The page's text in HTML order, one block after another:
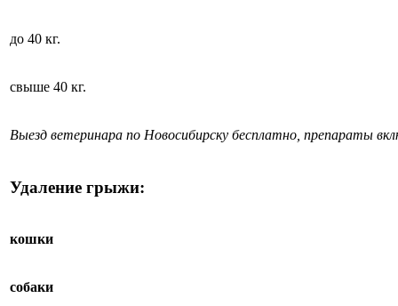
до 40 кг.
свыше 40 кг.
Выезд ветеринара по Новосибирску бесплатно, препараты
Удаление грыжи:
кошки
собаки